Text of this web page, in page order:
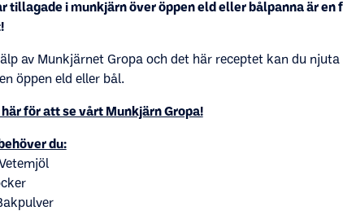
tillagade i munkjärn över öppen eld eller bålpanna är
av Munkjärnet Gropa och det här receptet kan du
öppen eld eller bål.
för att se vårt Munkjärn Gropa!
du: